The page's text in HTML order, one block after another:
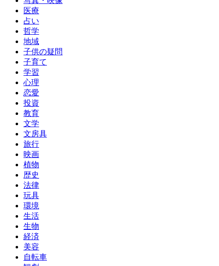
医療
占い
哲学
地域
子供の疑問
子育て
学習
心理
恋愛
投資
教育
文学
文房具
旅行
映画
植物
歴史
法律
玩具
環境
生活
生物
経済
美容
自転車